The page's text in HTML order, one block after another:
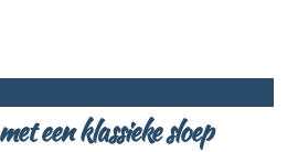
een klassieke sloep